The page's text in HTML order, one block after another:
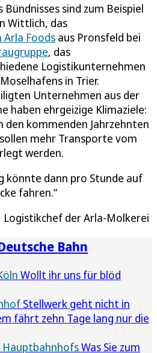
sind zum Beispiel
Wittlich, das
Foods aus Pronsfeld bei
, das
Logistikunternehmen
in Trier.
Unternehmen aus der
haben ehrgeizige Klimaziele:
den kommenden Jahrzehnten
mehr Transporte vom
werden.
könnte dann pro Stunde auf
fahren.
Logistikchef der Arla-Molkerei
Bahn
Wollt ihr uns für blöd
Stellwerk geht nicht in
fährt zehn Tage lang nur die
HauptbahnhofsWas Sie zum